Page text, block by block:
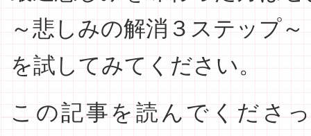
～悲しみの解消３ステップ～
を試してみてください。
この記事を読んでくださ